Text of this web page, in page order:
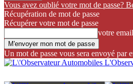
Vous avez oublié votre mot de passe?
Récupération de mot de passe
Récupérer votre mot de passe
votre email
Un mot de passe vous sera envoyé par